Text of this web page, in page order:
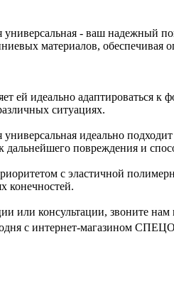
- ваш надежный
материалов,
ей идеально адаптироваться
ситуациях.
идеально
повреждения и
с эластичной
конечностей.
или консультации, звоните нам
с интернет-магазином